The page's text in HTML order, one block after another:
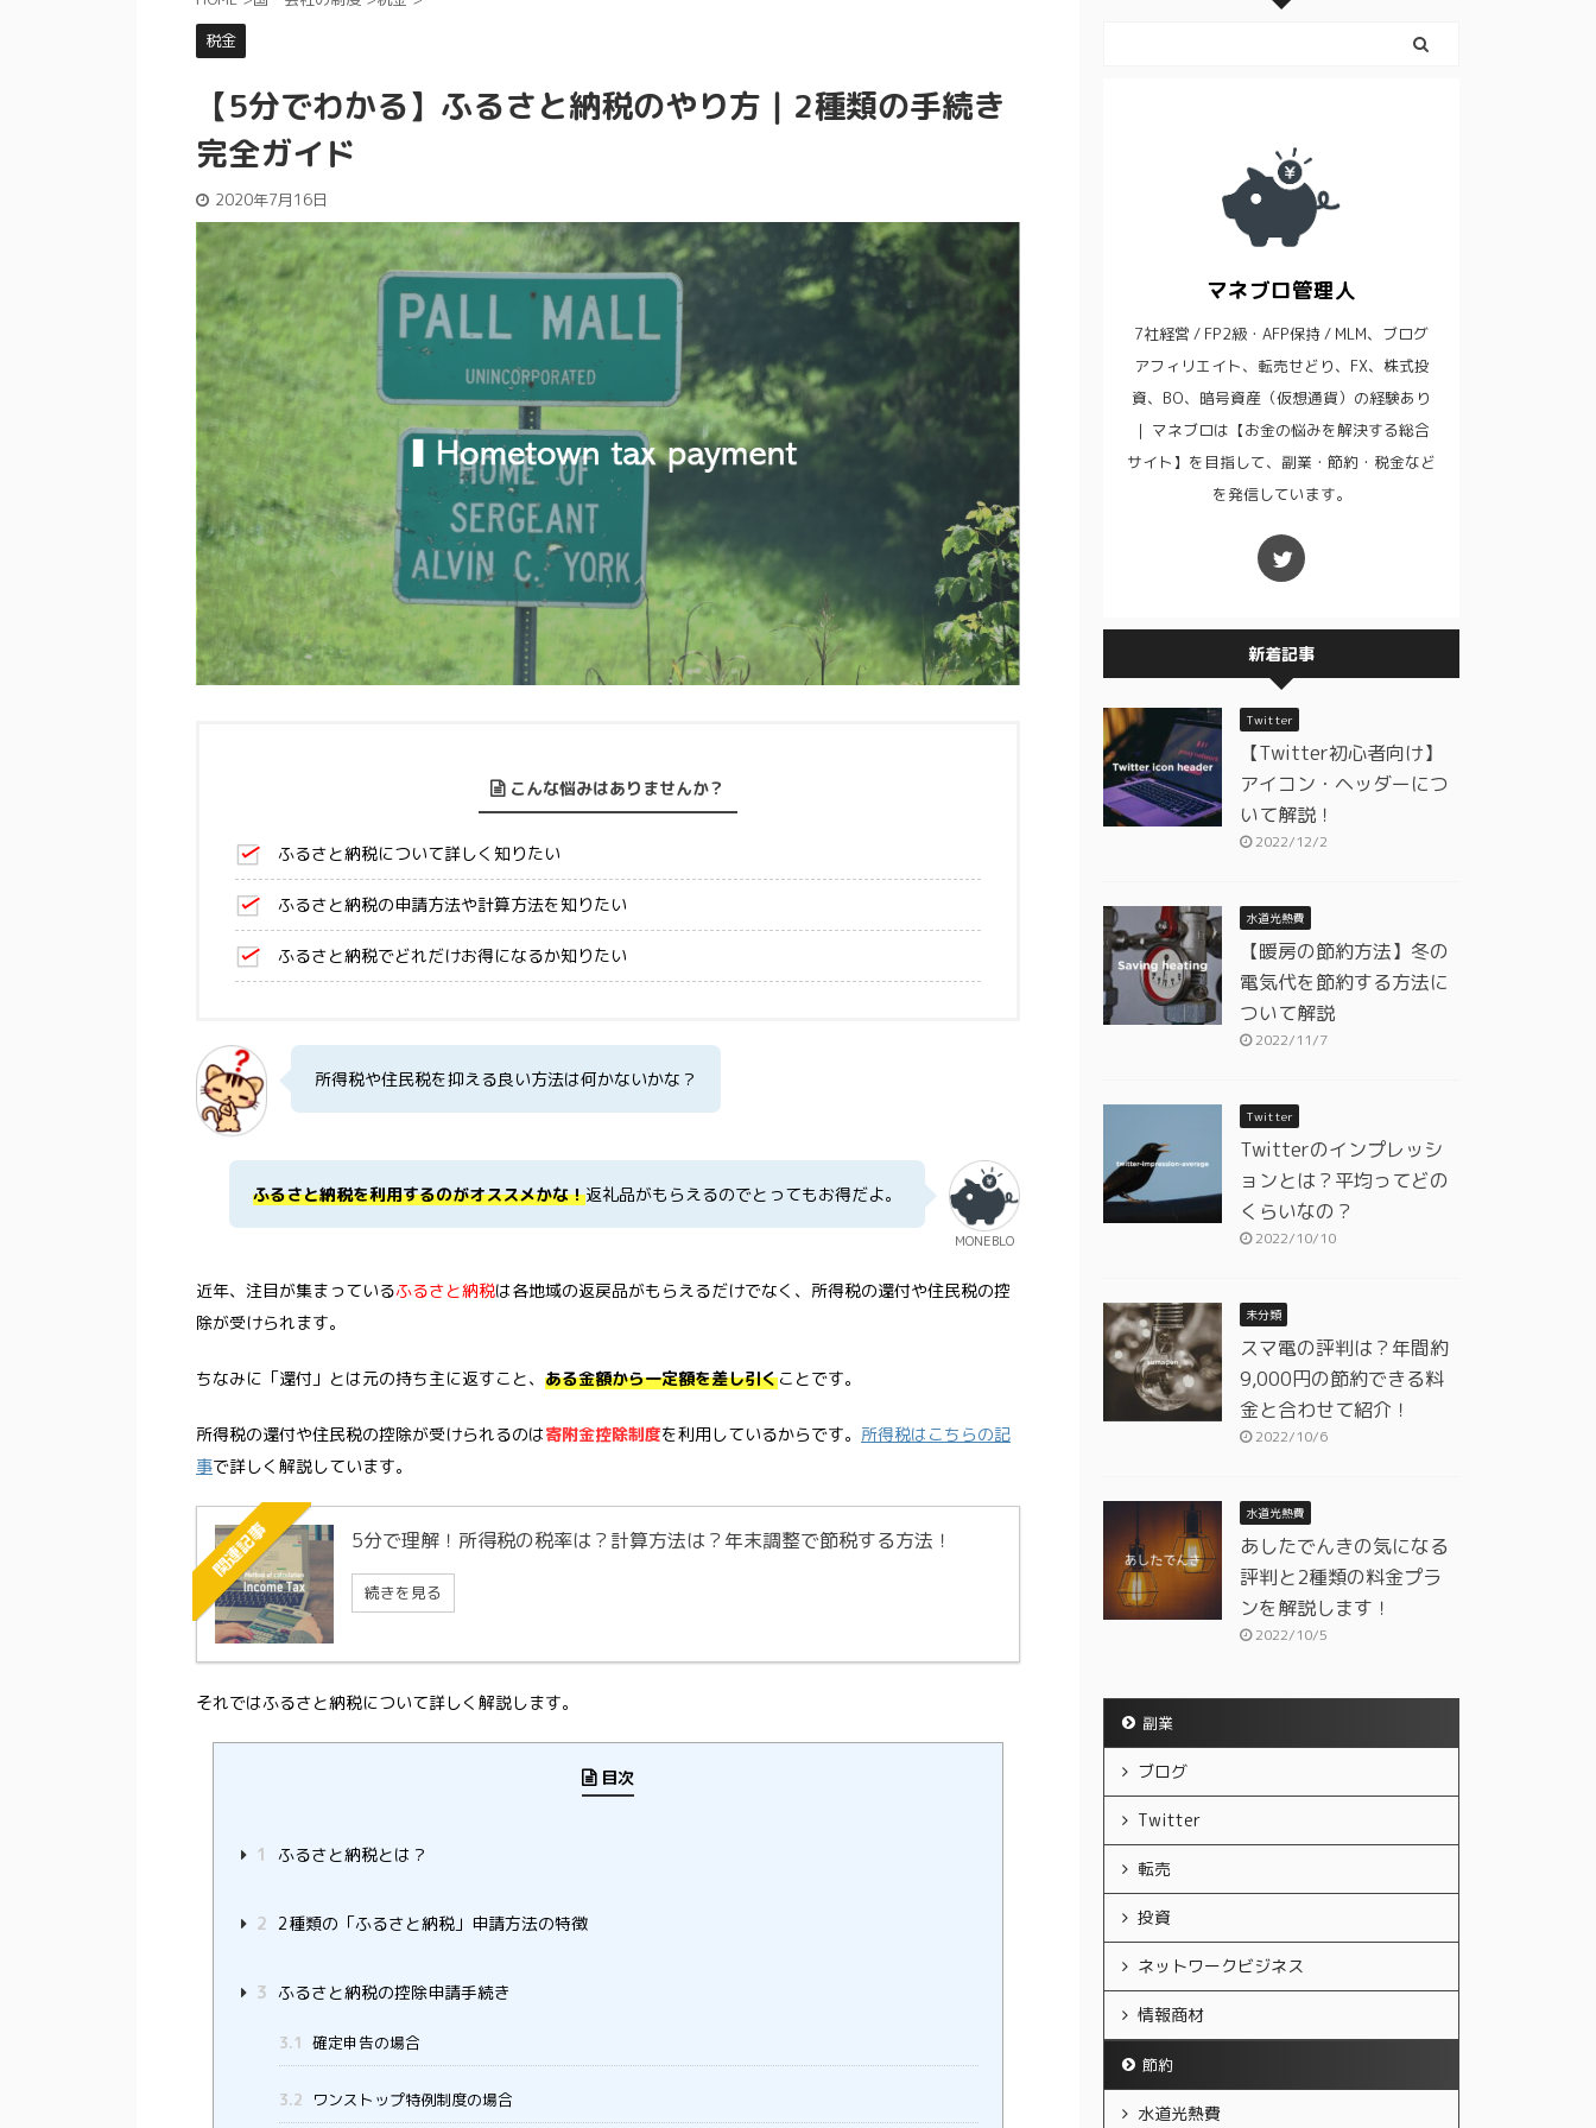
税金
【5分でわかる】ふるさと納税のやり方｜2種類の手続き
完全ガイド
2020年7月16日
こんな悩みはありませんか？
ふるさと納税について詳しく知りたい
ふるさと納税の申請方法や計算方法を知りたい
ふるさと納税でどれだけお得になるか知りたい
所得税や住民税を抑える良い方法は何かないかな？
ふるさと納税を利用するのがオススメかな！返礼品がもらえるのでとってもお得だよ。
MONEBLO
近年、注目が集まっているふるさと納税は各地域の返戻品がもらえるだけでなく、所得税の還付や住民税の控
除が受けられます。
ちなみに「還付」とは元の持ち主に返すこと、 ある金額から一定額を差し引くことです。
所得税の還付や住民税の控除が受けられるのは寄附金控除制度を利用しているからです。 所得税はこちらの記
事で詳しく解説しています。
関連記事 5分で理解！所得税の税率は？計算方法は？年末調整で節税する方法！
続きを見る
それではふるさと納税について詳しく解説します。
目次
1 ふるさと納税とは？
2 2種類の「ふるさと納税」申請方法の特徴
3 ふるさと納税の控除申請手続き
3.1 確定申告の場合
3.2 ワンストップ特例制度の場合
マネブロ管理人
7社経営 / FP2級・AFP保持 / MLM、ブログ
アフィリエイト、転売せどり、FX、株式投
資、BO、暗号資産（仮想通貨）の経験あり
｜ マネブロは【お金の悩みを解決する総合
サイト】を目指して、副業・節約・税金など
を発信しています。
新着記事
Twitter
【Twitter初心者向け】
アイコン・ヘッダーにつ
いて解説！
2022/12/2
水道光熱費
【暖房の節約方法】冬の
電気代を節約する方法に
ついて解説
2022/11/7
Twitter
Twitterのインプレッシ
ョンとは？平均ってどの
くらいなの？
2022/10/10
未分類
スマ電の評判は？年間約
9,000円の節約できる料
金と合わせて紹介！
2022/10/6
水道光熱費
あしたでんきの気になる
評判と2種類の料金プラ
ンを解説します！
2022/10/5
副業
ブログ
Twitter
転売
投資
ネットワークビジネス
情報商材
節約
水道光熱費